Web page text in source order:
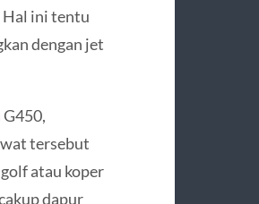
Hal ini tentu
dengan jet
G450,
tersebut
atau koper
dapur